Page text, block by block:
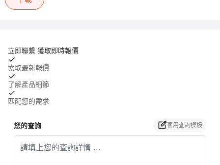
立即聯繫 獲取即時報價
索取最新報價
了解產品細節
匹配您的需求
您的查詢 套用查詢模板